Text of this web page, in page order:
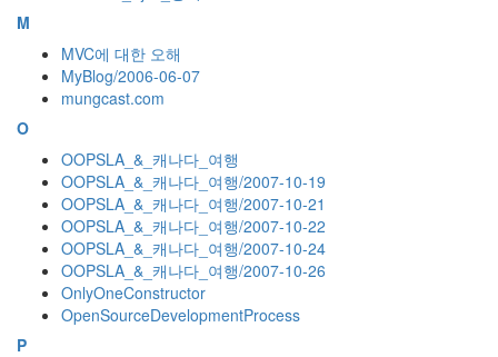
M
MVC에 대한 오해
MyBlog/2006-06-07
mungcast.com
O
OOPSLA_&_캐나다_여행
OOPSLA_&_캐나다_여행/2007-10-19
OOPSLA_&_캐나다_여행/2007-10-21
OOPSLA_&_캐나다_여행/2007-10-22
OOPSLA_&_캐나다_여행/2007-10-24
OOPSLA_&_캐나다_여행/2007-10-26
OnlyOneConstructor
OpenSourceDevelopmentProcess
P